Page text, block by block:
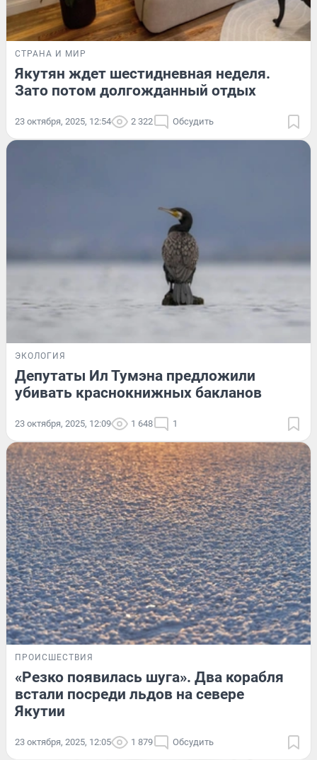
СТРАНА И МИР
Якутян ждет шестидневная неделя.
Зато потом долгожданный отдых
23 октября, 2025, 12:54 2 322 Обсудить
ЭКОЛОГИЯ
Депутаты Ил Тумэна предложили
убивать краснокнижных бакланов
23 октября, 2025, 12:09 1 648 1
ПРОИСШЕСТВИЯ
«Резко появилась шуга». Два корабля
встали посреди льдов на севере
Якутии
23 октября, 2025, 12:05 1 879 Обсудить